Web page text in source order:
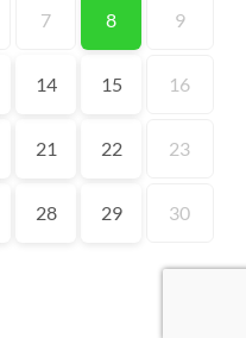
7 8 9
14 15 16
21 22 23
28 29 30